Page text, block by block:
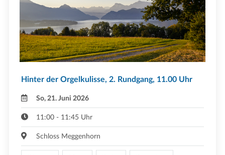
Hinter der Orgelkulisse, 2. Rundgang, 11.00 Uhr
So, 21. Juni 2026
11:00 - 11:45 Uhr
Schloss Meggenhorn